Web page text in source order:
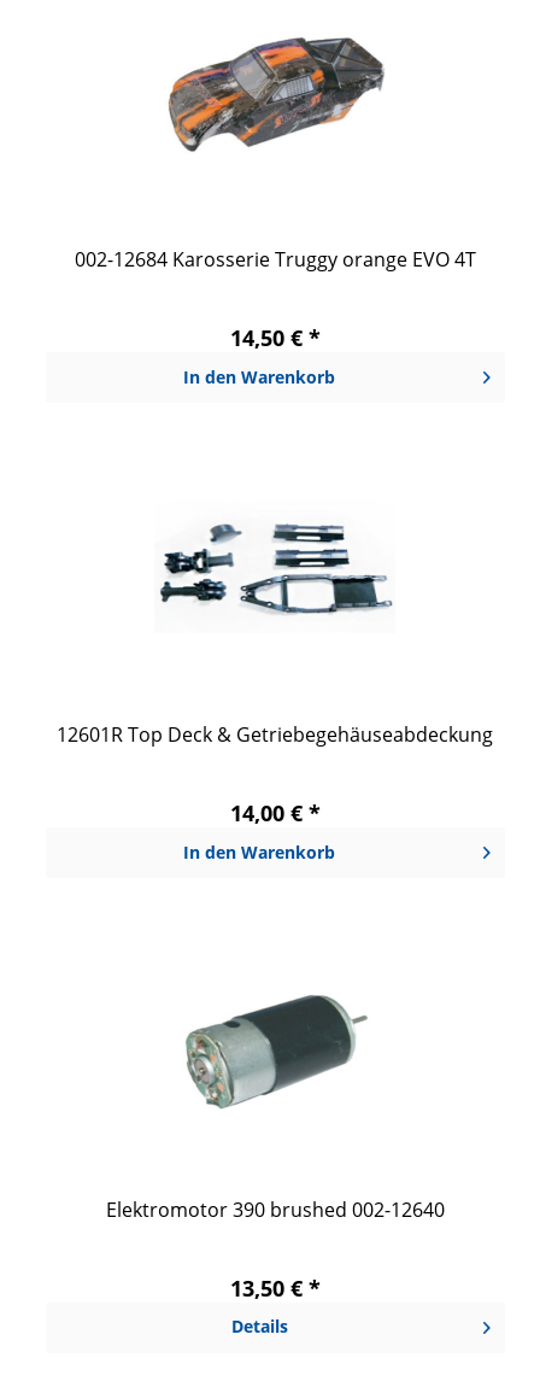
002-12684 Karosserie Truggy orange EVO 4T
14,50 € *
In den Warenkorb
12601R Top Deck & Getriebegehäuseabdeckung
14,00 € *
In den Warenkorb
Elektromotor 390 brushed 002-12640
13,50 € *
Details